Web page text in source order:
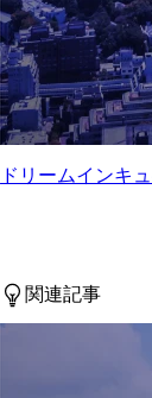
ドリームインキ
関連記事